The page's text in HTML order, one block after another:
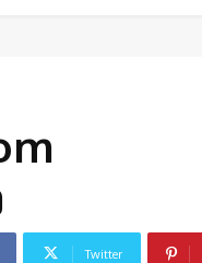
Twitter